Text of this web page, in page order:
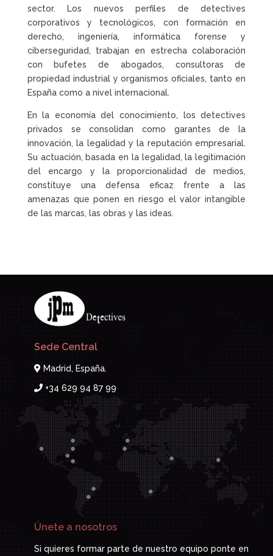
sector. Los nuevos perfiles de detectives
corporativos y tecnológicos, con formación en
derecho, ingeniería, informática forense y
ciberseguridad, trabajan en estrecha colaboración
con bufetes de abogados, consultoras de
propiedad industrial y organismos oficiales, tanto en
España como a nivel internacional.
En la economía del conocimiento, los detectives
privados se consolidan como garantes de la
innovación, la legalidad y la reputación empresarial.
Su actuación, basada en la legalidad, la legitimación
del encargo y la proporcionalidad de medios,
constituye una defensa eficaz frente a las
amenazas que ponen en riesgo el valor intangible
de las marcas, las obras y las ideas.
Sede Central
Madrid, España.
+34 629 94 87 99
Únete a nosotros
Si quieres formar parte de nuestro equipo ponte en